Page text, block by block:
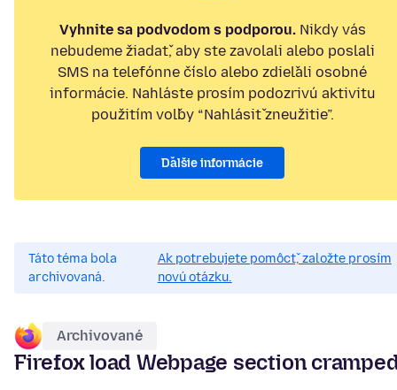
Vyhnite sa podvodom s podporou.Nikdy vás
nebudeme žiadať, aby ste zavolali alebo poslali
SMS na telefónne číslo alebo zdieľali osobné
informácie. Nahláste prosím podozrivú aktivitu
použitím voľby “Nahlásiť zneužitie”.
Ďalšie informácie
Táto téma bola
archivovaná.
Ak potrebujete pomôcť, založte prosím
novú otázku.
Archivované
Firefox load Webpage section